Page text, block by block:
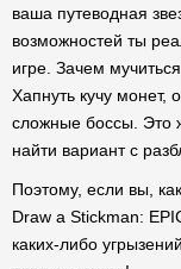
ваша путеводная
возможностей ты
игре. Зачем
Хапнуть кучу монет,
сложные боссы. Это
найти вариант с
Поэтому, если вы,
Draw a Stickman:
каких-либо